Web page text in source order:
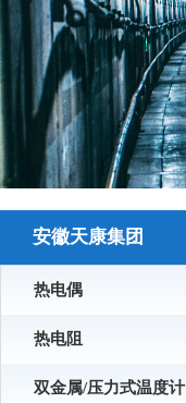
安徽天康集团
热电偶
热电阻
双金属/压力式温度计